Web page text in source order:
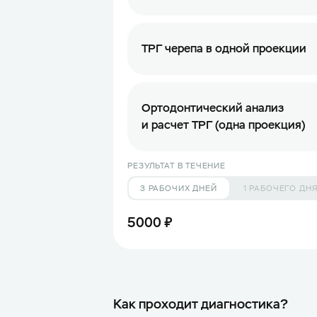
ТРГ черепа в одной проекции
Ортодонтический анализ
и расчет ТРГ (одна проекция)
РЕЗУЛЬТАТ В ТЕЧЕНИЕ
3 РАБОЧИХ ДНЕЙ 1 РАБОЧЕГО ДНЯ
5000 ₽
Как проходит диагностика?